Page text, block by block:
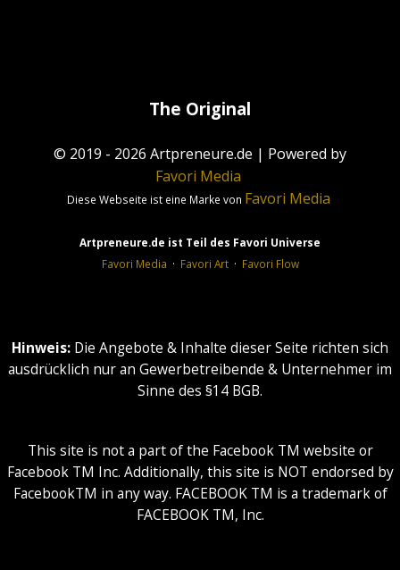
The Original
© 2019 - 2026 Artpreneure.de | Powered by
Favori Media
Diese Webseite ist eine Marke von Favori Media
Artpreneure.de ist Teil des Favori Universe
Favori Media · Favori Art · Favori Flow
Hinweis: Die Angebote & Inhalte dieser Seite richten sich
ausdrücklich nur an Gewerbetreibende & Unternehmer im
Sinne des §14 BGB.
This site is not a part of the Facebook TM website or
Facebook TM Inc. Additionally, this site is NOT endorsed by
FacebookTM in any way. FACEBOOK TM is a trademark of
FACEBOOK TM, Inc.